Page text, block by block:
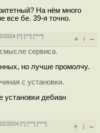
На нём много
все бе. 39-я точно.
2024 [^] [^^] [^^^]
+ / –
сервиса.
но лучше промолчу.
с установки.
установки дебиан
2024 [^] [^^] [^^^]
+ / –